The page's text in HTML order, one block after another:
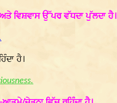
ਵਿਸ਼ਵਾਸ ਉੱਪਰ ਵੱਧਦਾ ਪੁੱਲਦਾ ਹੈ।
ਹੈ।